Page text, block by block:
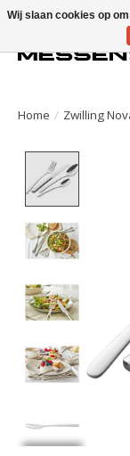
Home / Zwilling
Wij slaan cookies op